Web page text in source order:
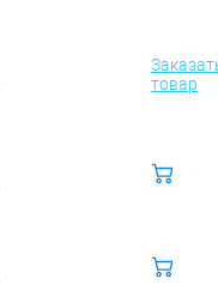
товар
корзину
корзину